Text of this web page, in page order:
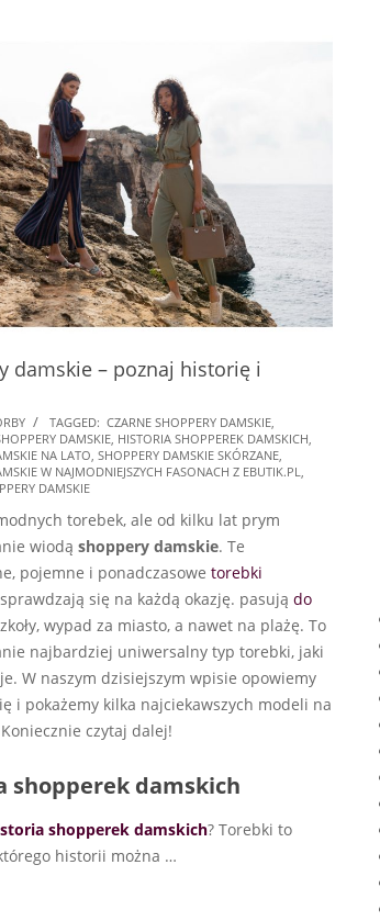
damskie – poznaj historię i
TAGGED: CZARNE SHOPPERY DAMSKIE
DAMSKIE HISTORIA SHOPPEREK DAMSKICH
NA LATO SHOPPERY DAMSKIE SKÓRZANE
W NAJMODNIEJSZYCH FASONACH Z EBUTIK.PL
DAMSKIE
torebek, ale od kilku lat prym
wiodą shoppery damskie. Te
pojemne i ponadczasowe torebki
się na każdą okazję. pasują do
wypad za miasto, a nawet na plażę. To
najbardziej uniwersalny typ torebki, jaki
W naszym dzisiejszym wpisie opowiemy
i pokażemy kilka najciekawszych modeli na
czytaj dalej!
shopperek damskich
shopperek damskich? Torebki to
historii można …